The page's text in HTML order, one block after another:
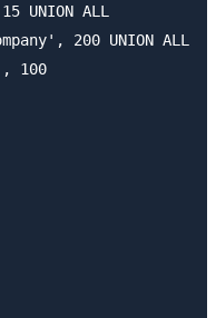
UNION ALL
200 UNION ALL
100